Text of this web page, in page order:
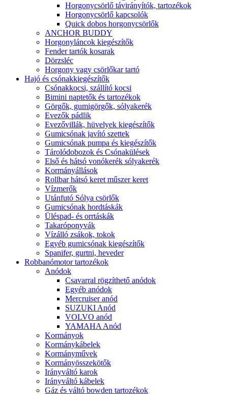
Horgonycsörlő távirányítók, tartozékok
Horgonycsörlő kapcsolók
Quick dobos horgonycsörlők
ANCHOR BUDDY
Horgonyláncok kiegészítők
Fender tartók kosarak
Dörzsléc
Horgony vagy csörlőkar tartó
Hajó és csónakkiegészítők
Csónakkocsi, szállító kocsi
Bimini naptetők és tartozékok
Görgők, gumigörgők, sólyakerék
Evezők pádlik
Evezővillák, hüvelyek kiegészítők
Gumicsónak javító szettek
Gumicsónak pumpa és kiegészítők
Tárolódobozok és Csónakülések
Első és hátsó vonókerék sólyakerék
Kormányállások
Rollbar hátsó keret műszer keret
Vízmerők
Utánfutó Sólya csörlők
Gumicsónak hordtáskák
Üléspad- és orrtáskák
Takaróponyvák
Vízálló zsákok, tokok
Egyéb gumicsónak kiegészítők
Spanifer, gurtni, heveder
Robbanómotor tartozékok
Anódok
Csavarral rögzíthető anódok
Egyéb anódok
Mercruiser anód
SUZUKI Anód
VOLVO anód
YAMAHA Anód
Kormányok
Kormánykábelek
Kormányművek
Kormányösszekötők
Irányváltó karok
Irányváltó kábelek
Gáz és váltó bowden tartozékok